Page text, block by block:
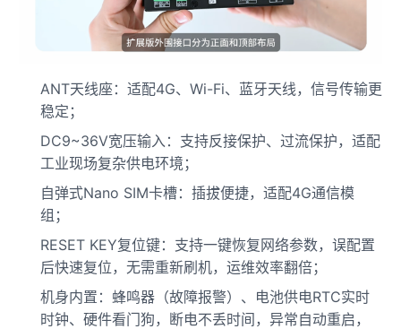
ANT天线座：适配4G、Wi-Fi、蓝牙天线，信号传输更
稳定；
DC9~36V宽压输入：支持反接保护、过流保护，适配
工业现场复杂供电环境；
自弹式Nano SIM卡槽：插拔便捷，适配4G通信模
组；
RESET KEY复位键：支持一键恢复网络参数，误配置
后快速复位，无需重新刷机，运维效率翻倍；
机身内置：蜂鸣器（故障报警）、
电池供电RTC实时
时钟、硬件看门狗，断电不丢时间，异常自动重启，